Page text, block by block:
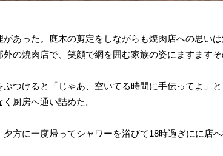
あった。庭木の剪定をしながらも焼肉店への思い
の焼肉店で、笑顔で網を囲む家族の姿にますますそ
つけると「じゃあ、空いてる時間に手伝ってよ」
厨房へ通い詰めた。
夕方に一度帰ってシャワーを浴びて18時過ぎにに